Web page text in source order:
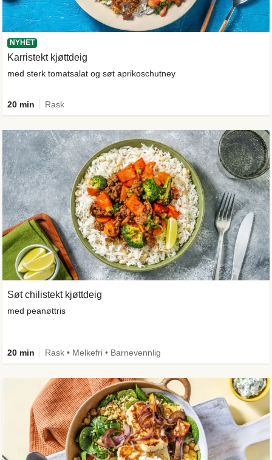
NYHET
Karristekt kjøttdeig
med sterk tomatsalat og søt aprikoschutney
20 min Rask
Søt chilistekt kjøttdeig
med peanøttris
20 min Rask • Melkefri • Barnevennlig